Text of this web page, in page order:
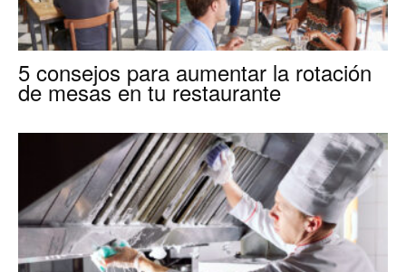
5 consejos para aumentar la rotación
de mesas en tu restaurante